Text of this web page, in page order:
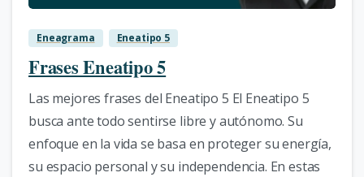
Eneagrama Eneatipo 5
Frases Eneatipo 5
Las mejores frases del Eneatipo 5 El Eneatipo 5
busca ante todo sentirse libre y autónomo. Su
enfoque en la vida se basa en proteger su energía,
su espacio personal y su independencia. En estas